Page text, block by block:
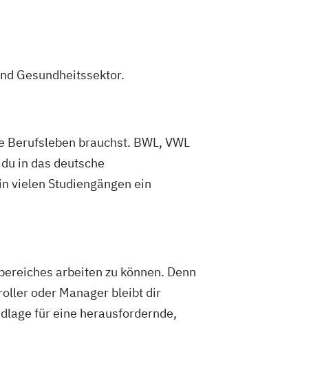
Gesundheitssektor.
brauchst. BWL, VWL
in das deutsche
vielen Studiengängen ein
arbeiten zu können. Denn
oder Manager bleibt dir
für eine herausfordernde,